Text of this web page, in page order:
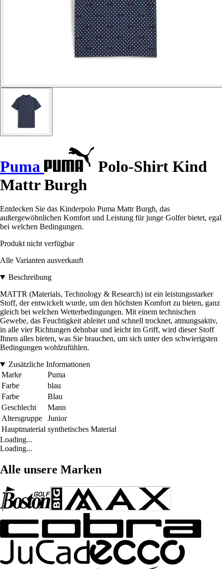
Puma
Polo-Shirt Kind
Mattr Burgh
Entdecken Sie das Kinderpolo Puma Mattr Burgh, das
außergewöhnlichen Komfort und Leistung für junge Golfer bietet, egal
bei welchen Bedingungen.
Produkt nicht verfügbar
Alle Varianten ausverkauft
Beschreibung
MATTR (Materials, Technology & Research) ist ein leistungsstarker
Stoff, der entwickelt wurde, um den höchsten Komfort zu bieten, ganz
gleich bei welchen Wetterbedingungen. Mit einem technischen
Gewebe, das Feuchtigkeit ableitet und schnell trocknet, atmungsaktiv,
in alle vier Richtungen dehnbar und leicht im Griff, wird dieser Stoff
Ihnen alles bieten, was Sie brauchen, um sich unter den schwierigsten
Bedingungen wohlzufühlen.
Zusätzliche Informationen
Marke
Puma
Farbe
blau
Farbe
Blau
Geschlecht
Mann
Altersgruppe
Junior
Hauptmaterial synthetisches Material
Loading...
Loading...
Alle unsere Marken